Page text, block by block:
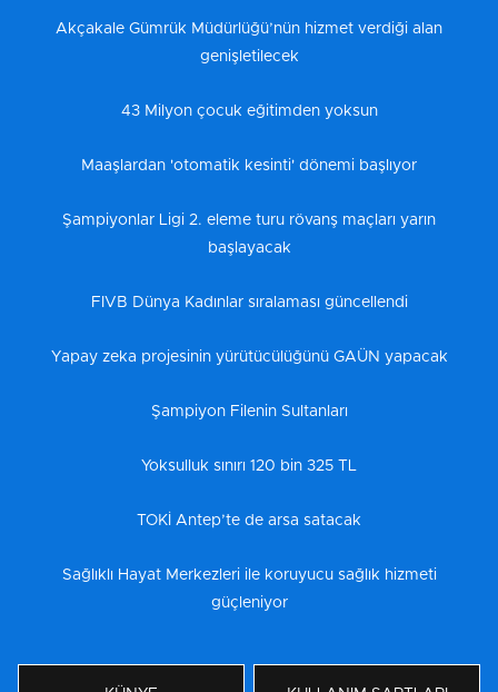
Akçakale Gümrük Müdürlüğü’nün hizmet verdiği alan
genişletilecek
43 Milyon çocuk eğitimden yoksun
Maaşlardan 'otomatik kesinti' dönemi başlıyor
Şampiyonlar Ligi 2. eleme turu rövanş maçları yarın
başlayacak
FIVB Dünya Kadınlar sıralaması güncellendi
Yapay zeka projesinin yürütücülüğünü GAÜN yapacak
Şampiyon Filenin Sultanları
Yoksulluk sınırı 120 bin 325 TL
TOKİ Antep’te de arsa satacak
Sağlıklı Hayat Merkezleri ile koruyucu sağlık hizmeti
güçleniyor